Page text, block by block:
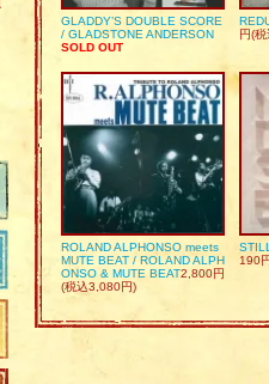
GLADDY’S DOUBLE SCORE
/ GLADSTONE ANDERSON
SOLD OUT
円(
ROLAND ALPHONSO meets
MUTE BEAT / ROLAND ALPH
ONSO & MUTE BEAT2,800円
(税込3,080円)
190